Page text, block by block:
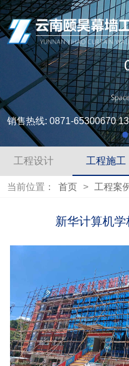
销售热线: 0871-65300670
工程设计 工程施工
当前位置： 首页 > 工程案
新华计算机学